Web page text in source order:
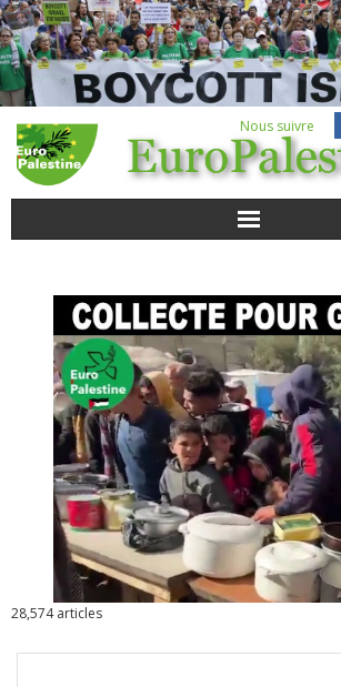
Nous suivre
POUR AGIR
AGENDA
VIDÉOS
QUI SOMMES-NOUS ?
ADHÉSIONS, DONS, CONTACT
28,574articles